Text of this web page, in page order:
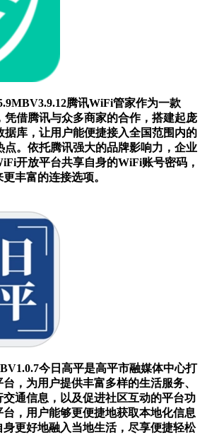
V3.9.12腾讯WiFi管家作为一款
凭借腾讯与众多商家的合作，搭建起庞
据库，让用户能便捷接入全国范围内的
点。依托腾讯强大的品牌影响力，企业
开放平台共享自身的WiFi账号密码，
丰富的连接选项。
V1.0.7今日高平是高平市融媒体中心打
，为用户提供丰富多样的生活服务、
通信息，以及促进社区互动的平台功
，用户能够更便捷地获取本地化信息
更好地融入当地生活，尽享便捷轻松